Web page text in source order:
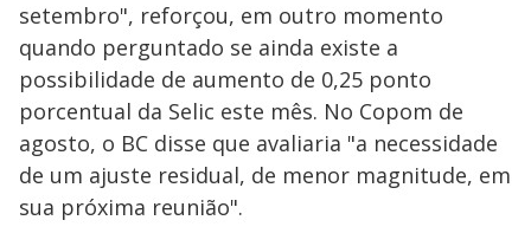
setembro", reforçou, em outro momento
quando perguntado se ainda existe a
possibilidade de aumento de 0,25 ponto
porcentual da Selic este mês. No Copom de
agosto, o BC disse que avaliaria "a necessidade
de um ajuste residual, de menor magnitude, em
sua próxima reunião".